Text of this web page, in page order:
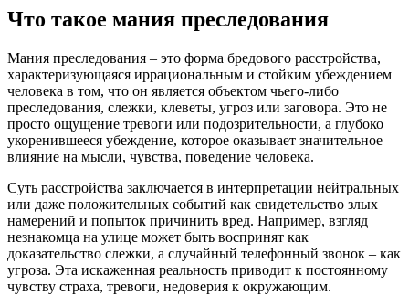
Что такое мания преследования
Мания преследования – это форма бредового расстройства,
характеризующаяся иррациональным и стойким убеждением
человека в том, что он является объектом чьего-либо
преследования, слежки, клеветы, угроз или заговора. Это не
просто ощущение тревоги или подозрительности, а глубоко
укоренившееся убеждение, которое оказывает значительное
влияние на мысли, чувства, поведение человека.
Суть расстройства заключается в интерпретации нейтральных
или даже положительных событий как свидетельство злых
намерений и попыток причинить вред. Например, взгляд
незнакомца на улице может быть воспринят как
доказательство слежки, а случайный телефонный звонок – как
угроза. Эта искаженная реальность приводит к постоянному
чувству страха, тревоги, недоверия к окружающим.